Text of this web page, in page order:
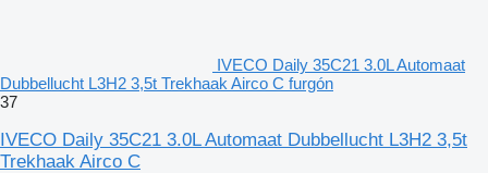
IVECO Daily 35C21 3.0L Automaat
Dubbellucht L3H2 3,5t Trekhaak Airco C furgón
37
IVECO Daily 35C21 3.0L Automaat Dubbellucht L3H2 3,5t
Trekhaak Airco C